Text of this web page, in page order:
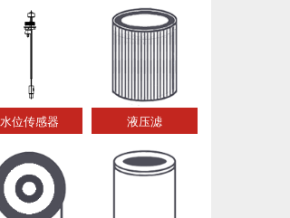
水位传感器 液压滤